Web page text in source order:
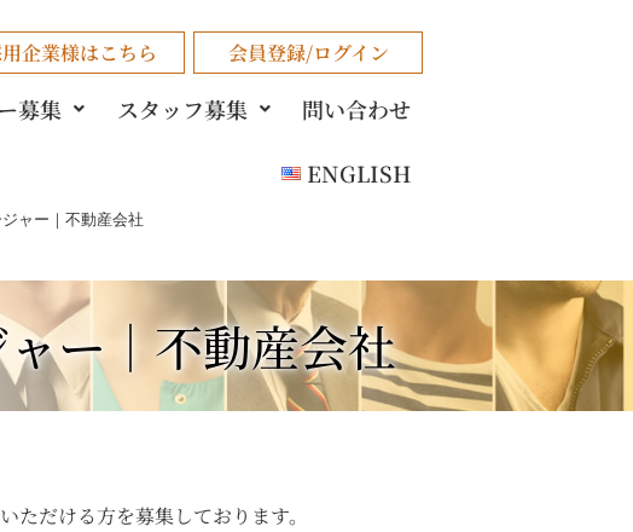
企業様はこちら 会員登録/ログイン
募集 スタッフ募集 問い合わせ
ENGLISH
ャー｜不動産会社
ー｜不動産会社
だける方を募集しております。